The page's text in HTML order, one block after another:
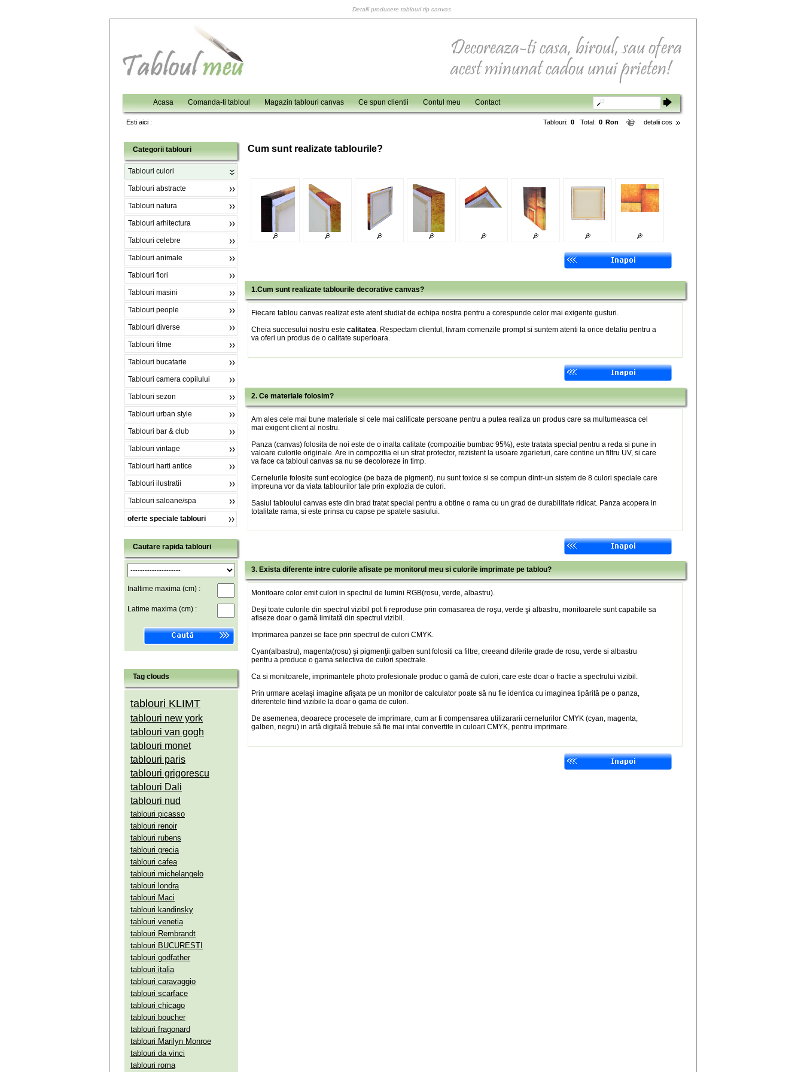
Detalii producere tablouri tip canvas
Acasa Comanda-ti tabloul Magazin tablouri canvas Ce spun clientii Contul meu Contact
Esti aici : detalii cos
Tablouri: 0 Total: 0 Ron
Categorii tablouri
Tablouri culori
Tablouri abstracte
Tablouri natura
Tablouri arhitectura
Tablouri celebre
Tablouri animale
Tablouri flori
Tablouri masini
Tablouri people
Tablouri diverse
Tablouri filme
Tablouri bucatarie
Tablouri camera copilului
Tablouri sezon
Tablouri urban style
Tablouri bar & club
Tablouri vintage
Tablouri harti antice
Tablouri ilustratii
Tablouri saloane/spa
oferte speciale tablouri
Cautare rapida tablouri
Inaltime maxima (cm) :
Latime maxima (cm) :
Tag clouds
tablouri KLIMT
tablouri new york
tablouri van gogh
tablouri monet
tablouri paris
tablouri grigorescu
tablouri Dali
tablouri nud
tablouri picasso
tablouri renoir
tablouri rubens
tablouri grecia
tablouri cafea
tablouri michelangelo
tablouri londra
tablouri Maci
tablouri kandinsky
tablouri venetia
tablouri Rembrandt
tablouri BUCURESTI
tablouri godfather
tablouri italia
tablouri caravaggio
tablouri scarface
tablouri chicago
tablouri boucher
tablouri fragonard
tablouri Marilyn Monroe
tablouri da vinci
tablouri roma
Cum sunt realizate tablourile?
1.Cum sunt realizate tablourile decorative canvas?
Fiecare tablou canvas realizat este atent studiat de echipa nostra pentru a corespunde celor mai exigente gusturi.
Cheia succesului nostru este calitatea. Respectam clientul, livram comenzile prompt si suntem atenti la orice detaliu pentru a
va oferi un produs de o calitate superioara.
2. Ce materiale folosim?
Am ales cele mai bune materiale si cele mai calificate persoane pentru a putea realiza un produs care sa multumeasca cel
mai exigent client al nostru.
Panza (canvas) folosita de noi este de o inalta calitate (compozitie bumbac 95%), este tratata special pentru a reda si pune in
valoare culorile originale. Are in compozitia ei un strat protector, rezistent la usoare zgarieturi, care contine un filtru UV, si care
va face ca tabloul canvas sa nu se decoloreze in timp.
Cernelurile folosite sunt ecologice (pe baza de pigment), nu sunt toxice si se compun dintr-un sistem de 8 culori speciale care
impreuna vor da viata tablourilor tale prin explozia de culori.
Sasiul tabloului canvas este din brad tratat special pentru a obtine o rama cu un grad de durabilitate ridicat. Panza acopera in
totalitate rama, si este prinsa cu capse pe spatele sasiului.
3. Exista diferente intre culorile afisate pe monitorul meu si culorile imprimate pe tablou?
Monitoare color emit culori in spectrul de lumini RGB(rosu, verde, albastru).
Deşi toate culorile din spectrul vizibil pot fi reproduse prin comasarea de roşu, verde şi albastru, monitoarele sunt capabile sa
afiseze doar o gamă limitată din spectrul vizibil.
Imprimarea panzei se face prin spectrul de culori CMYK.
Cyan(albastru), magenta(rosu) şi pigmenţii galben sunt folositi ca filtre, creeand diferite grade de rosu, verde si albastru
pentru a produce o gama selectiva de culori spectrale.
Ca si monitoarele, imprimantele photo profesionale produc o gamă de culori, care este doar o fractie a spectrului vizibil.
Prin urmare acelaşi imagine afişata pe un monitor de calculator poate să nu fie identica cu imaginea tipărită pe o panza,
diferentele fiind vizibile la doar o gama de culori.
De asemenea, deoarece procesele de imprimare, cum ar fi compensarea utilizararii cernelurilor CMYK (cyan, magenta,
galben, negru) in artă digitală trebuie să fie mai intai convertite in culoari CMYK, pentru imprimare.